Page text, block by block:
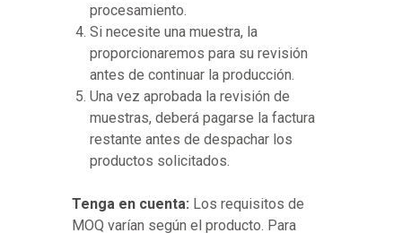
procesamiento.
Si necesite una muestra, la
proporcionaremos para su revisión
antes de continuar la producción.
Una vez aprobada la revisión de
muestras, deberá pagarse la factura
restante antes de despachar los
productos solicitados.
Tenga en cuenta: Los requisitos de
MOQ varían según el producto. Para